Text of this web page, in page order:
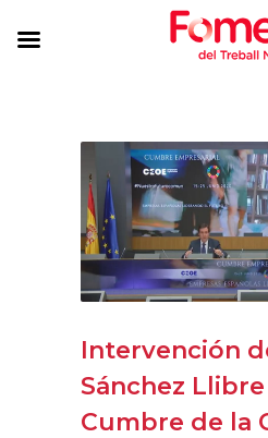
Intervención
Sánchez
Cumbre de la